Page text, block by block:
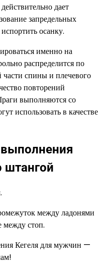
дает
запредельных
осанку.
именно на
распределится по
спины и плечевого
повторений
выполняются со
использовать в качестве
штангой
между ладонями
между стоп.
Кегеля для мужчин —